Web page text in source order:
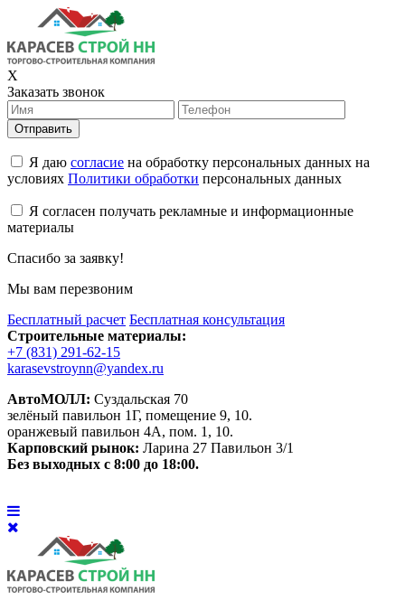
X
Заказать звонок
Отправить
Я даю согласие на обработку персональных данных на
условиях Политики обработки персональных данных
Я согласен получать рекламные и информационные
материалы
Спасибо за заявку!
Мы вам перезвоним
Бесплатный расчет Бесплатная консультация
Строительные материалы:
+7 (831) 291-62-15
karasevstroynn@yandex.ru
АвтоМОЛЛ: Суздальская 70
зелёный павильон 1Г, помещение 9, 10.
оранжевый павильон 4А, пом. 1, 10.
Карповский рынок: Ларина 27 Павильон 3/1
Без выходных с 8:00 до 18:00.